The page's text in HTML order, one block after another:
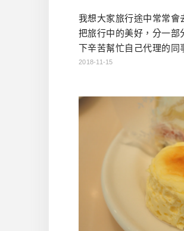
我想大家旅行途中常常會
把旅行中的美好，分一部
下辛苦幫忙自己代理的同
忘記真正目的，而買了自
很合理的（吧？）。 本
認識一下連酒雄也沒辦法
NG資訊 名稱: MIN […]…
2018-11-15